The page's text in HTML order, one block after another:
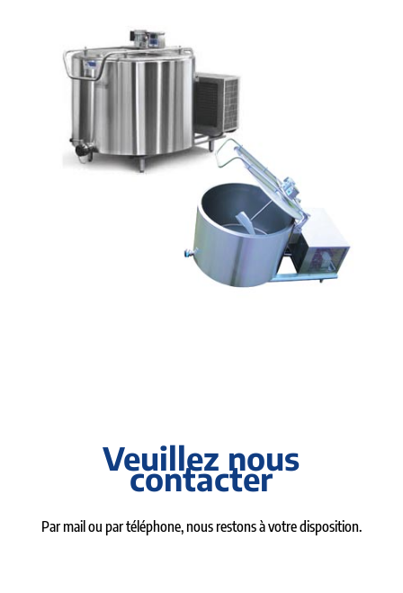
Veuillez nous
contacter
Par mail ou par téléphone, nous restons à votre disposition.